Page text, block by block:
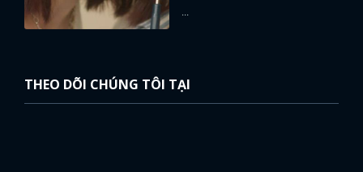
...
THEO DÕI CHÚNG TÔI TẠI